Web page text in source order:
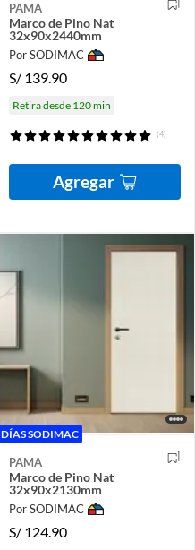
PAMA
Marco de Pino Nat
32x90x2440mm
Por SODIMAC
S/ 139.90
Retira desde 120 min
(4)
Agregar
DÍAS SODIMAC
PAMA
Marco de Pino Nat
32x90x2130mm
Por SODIMAC
S/ 124.90